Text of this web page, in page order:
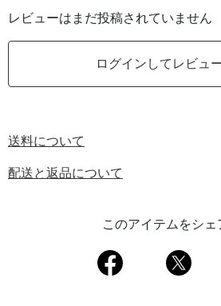
レビューはまだ投稿されていません
ログインしてレビュ
送料について
配送と返品について
このアイテムをシェ